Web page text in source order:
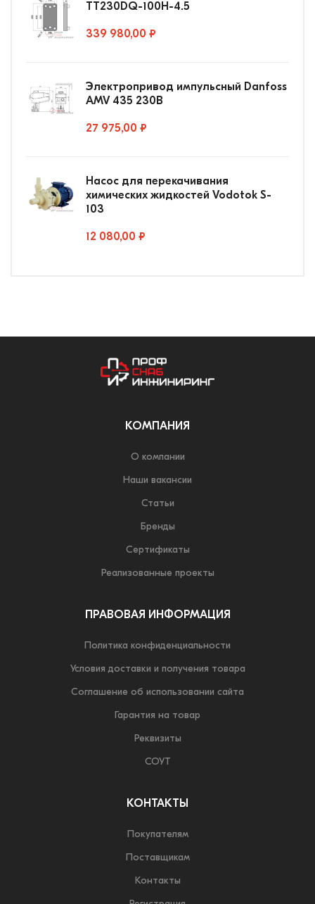
ТТ230DQ-100Н-4.5
339 980,00 ₽
Электропривод импульсный Danfoss
AMV 435 230В
27 975,00 ₽
Насос для перекачивания
химических жидкостей Vodotok S-
103
12 080,00 ₽
КОМПАНИЯ
О компании
Наши вакансии
Статьи
Бренды
Сертификаты
Реализованные проекты
ПРАВОВАЯ ИНФОРМАЦИЯ
Политика конфиденциальности
Условия доставки и получения товара
Соглашение об использовании сайта
Гарантия на товар
Реквизиты
СОУТ
КОНТАКТЫ
Покупателям
Поставщикам
Контакты